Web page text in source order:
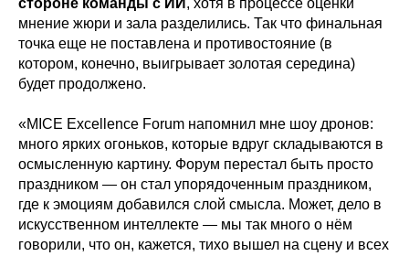
стороне команды с ИИ , хотя в процессе оценки
мнение жюри и зала разделились. Так что финальная
точка еще не поставлена и противостояние (в
котором, конечно, выигрывает золотая середина)
будет продолжено.
«MICE Excellence Forum напомнил мне шоу дронов:
много ярких огоньков, которые вдруг складываются в
осмысленную картину. Форум перестал быть просто
праздником — он стал упорядоченным праздником,
где к эмоциям добавился слой смысла. Может, дело в
искусственном интеллекте — мы так много о нём
говорили, что он, кажется, тихо вышел на сцену и всех